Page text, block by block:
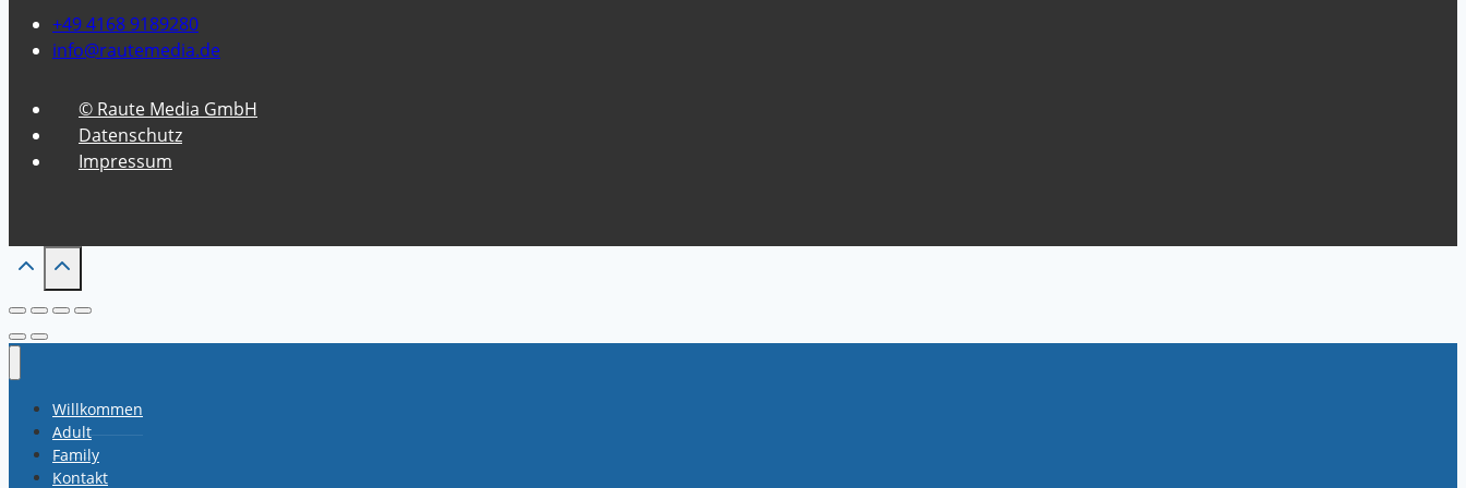
+49 4168 9189280
info@rautemedia.de
© Raute Media GmbH
Datenschutz
Impressum
Willkommen
Adult
Family
Kontakt